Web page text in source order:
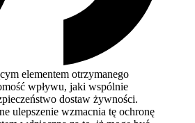
elementem otrzymanego
wpływu, jaki wspólnie
dostaw żywności.
ulepszenie wzmacnia tę ochronę